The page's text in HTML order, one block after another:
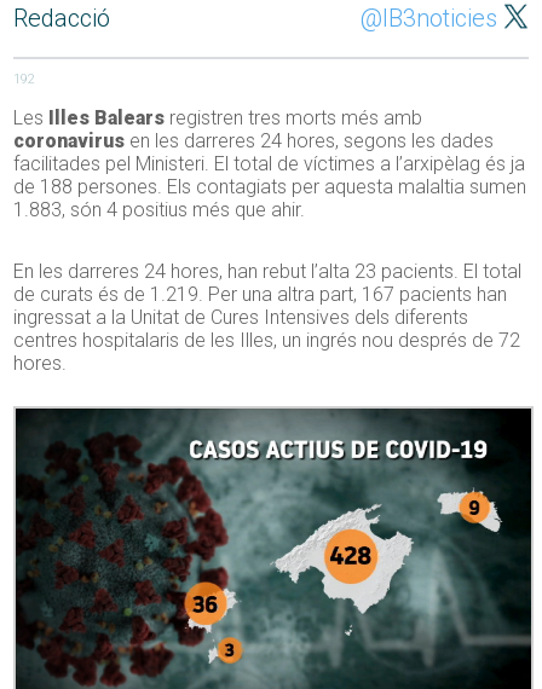
Redacció @IB3noticies
192
Les Illes Balears registren tres morts més amb
coronavirus en les darreres 24 hores, segons les dades
facilitades pel Ministeri. El total de víctimes a l’arxipèlag és ja
de 188 persones. Els contagiats per aquesta malaltia sumen
1.883, són 4 positius més que ahir.
En les darreres 24 hores, han rebut l’alta 23 pacients. El total
de curats és de 1.219. Per una altra part, 167 pacients han
ingressat a la Unitat de Cures Intensives dels diferents
centres hospitalaris de les Illes, un ingrés nou després de 72
hores.